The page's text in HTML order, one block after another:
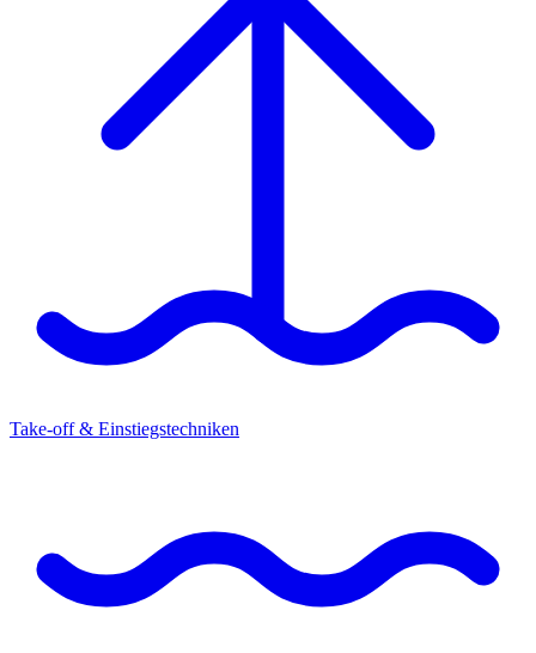
Take-off & Einstiegstechniken